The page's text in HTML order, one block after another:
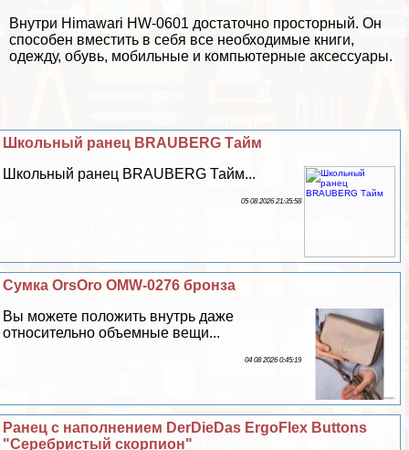
Внутри Himawari HW-0601 достаточно просторный. Он
способен вместить в себя все необходимые книги,
одежду, обувь, мобильные и компьютерные аксессуары.
Школьный ранец BRAUBERG Тайм
Школьный ранец BRAUBERG Тайм...
05 08 2026 21:35:58
Сумка OrsOro OMW-0276 бронза
Вы можете положить внутрь даже
относительно объемные вещи...
04 08 2026 0:45:19
Ранец с наполнением DerDieDas ErgoFlex Buttons
"Серебристый скорпион"